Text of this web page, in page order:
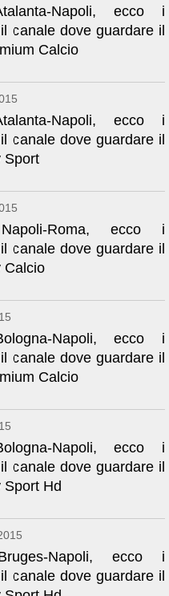
Napoli, ecco i
canale dove guardare il
Calcio
Napoli, ecco i
canale dove guardare il
Sport
Roma, ecco i
canale dove guardare il
Calcio
Napoli, ecco i
canale dove guardare il
Calcio
Napoli, ecco i
canale dove guardare il
Sport Hd
Napoli, ecco i
canale dove guardare il